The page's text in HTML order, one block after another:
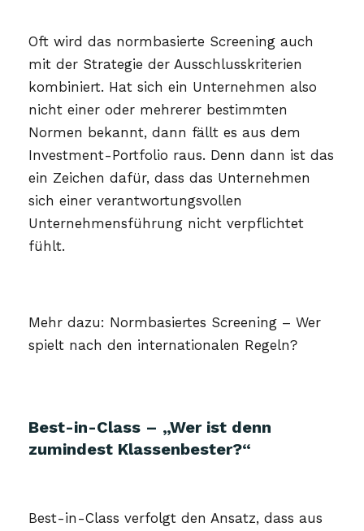
Oft wird das normbasierte Screening auch
mit der Strategie der Ausschlusskriterien
kombiniert. Hat sich ein Unternehmen also
nicht einer oder mehrerer bestimmten
Normen bekannt, dann fällt es aus dem
Investment-Portfolio raus. Denn dann ist das
ein Zeichen dafür, dass das Unternehmen
sich einer verantwortungsvollen
Unternehmensführung nicht verpflichtet
fühlt.
Mehr dazu: Normbasiertes Screening – Wer
spielt nach den internationalen Regeln?
Best-in-Class – „Wer ist denn
zumindest Klassenbester?“
Best-in-Class verfolgt den Ansatz, dass aus